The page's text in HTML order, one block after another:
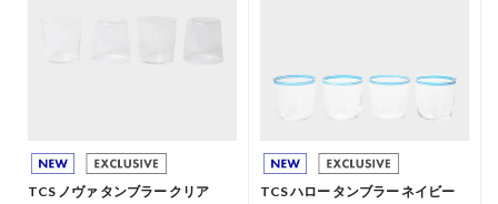
TCS ノヴァ タンブラー クリア
TCS ハロー タンブラー ネイビー